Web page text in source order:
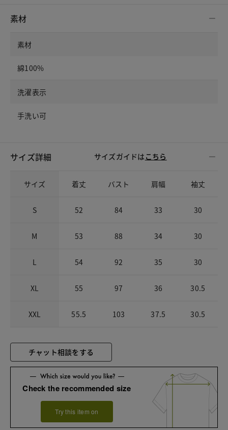
素材
素材
綿100%
洗濯表示
手洗い可
サイズ詳細 サイズガイドは こちら
サイズ 着丈 バスト 肩幅 袖丈
S 52 84 33 30
M 53 88 34 30
L 54 92 35 30
XL 55 97 36 30.5
XXL 55.5 103 37.5 30.5
チャット相談をする
Check the recommended size
Try this item on